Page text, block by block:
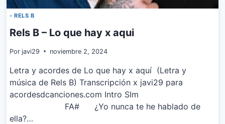
- RELS B
Rels B – Lo que hay x aqui
Por javi29 noviembre 2, 2024
Letra y acordes de Lo que hay x aquí (Letra y
música de Rels B) Transcripción x javi29 para
acordesdcanciones.com Intro SIm
FA# ¿Yo nunca te he hablado de
ella?…